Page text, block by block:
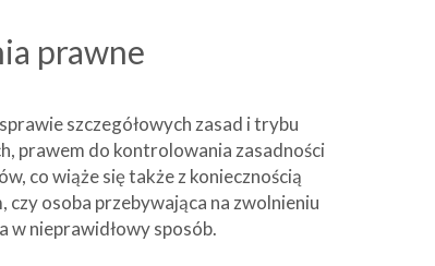
prawne
szczegółowych zasad i trybu
prawem do kontrolowania zasadności
co wiąże się także z koniecznością
czy osoba przebywająca na zwolnieniu
w nieprawidłowy sposób.